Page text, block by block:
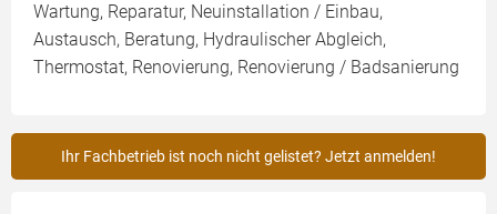
Wartung, Reparatur, Neuinstallation / Einbau,
Austausch, Beratung, Hydraulischer Abgleich,
Thermostat, Renovierung, Renovierung / Badsanierung
Ihr Fachbetrieb ist noch nicht gelistet? Jetzt anmelden!